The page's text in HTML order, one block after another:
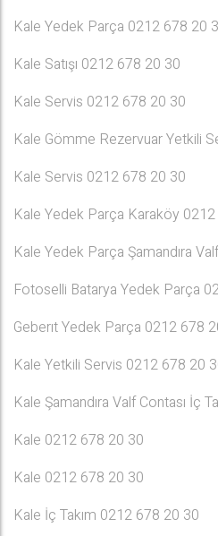
Kale Yedek Parça 0212 678 20
Kale Satışı 0212 678 20 30
Kale Servis 0212 678 20 30
Kale Gömme Rezervuar Yetkili
Kale Servis 0212 678 20 30
Kale Yedek Parça Karaköy
Kale Yedek Parça Şamandıra
Fotoselli Batarya Yedek Parça
Geberıt Yedek Parça 0212 678
Kale Yetkili Servis 0212 678 20
Kale Şamandıra Valf Contası İç
Kale 0212 678 20 30
Kale 0212 678 20 30
Kale İç Takım 0212 678 20 30